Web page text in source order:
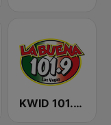
KWID 101.9 La Buena